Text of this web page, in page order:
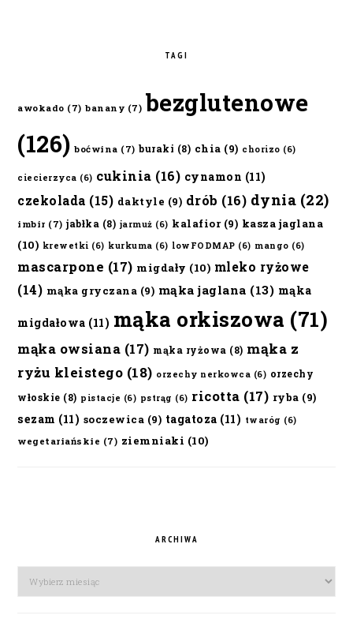
TAGI
awokado (7) banany (7) bezglutenowe
(126) boćwina (7) buraki (8) chia (9) chorizo (6)
ciecierzyca (6) cukinia (16) cynamon (11)
czekolada (15) daktyle (9) drób (16) dynia (22)
imbir (7) jabłka (8) jarmuż (6) kalafior(9) kasza jaglana
(10) krewetki (6) kurkuma (6) lowFODMAP (6) mango (6)
mascarpone (17) migdały (10) mleko ryżowe
(14) mąka gryczana (9) mąka jaglana (13) mąka
migdałowa (11) mąka orkiszowa (71)
mąka owsiana (17) mąka ryżowa (8) mąka z
ryżu kleistego (18) orzechy nerkowca (6) orzechy
włoskie (8) pistacje (6) pstrąg (6) ricotta (17) ryba (9)
sezam (11) soczewica (9) tagatoza (11) twaróg (6)
wegetariańskie (7) ziemniaki (10)
ARCHIWA
Archiwa